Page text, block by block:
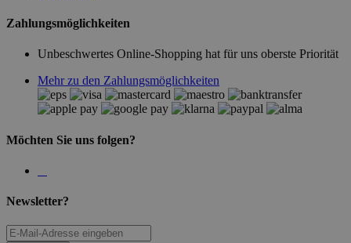
Zahlungsmöglichkeiten
Unbeschwertes Online-Shopping hat für uns oberste Priorität
Mehr zu den Zahlungsmöglichkeiten
Möchten Sie uns folgen?
Newsletter?